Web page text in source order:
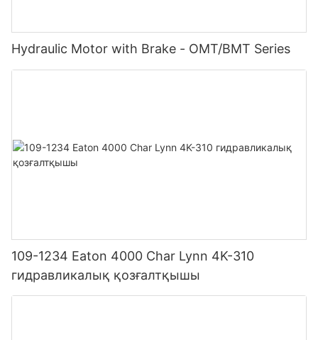
Hydraulic Motor with Brake - OMT/BMT Series
109-1234 Eaton 4000 Char Lynn 4K-310
гидравликалық қозғалтқышы